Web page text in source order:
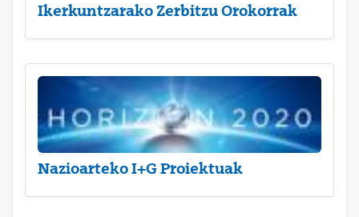
Ikerkuntzarako Zerbitzu Orokorrak
Nazioarteko I+G Proiektuak